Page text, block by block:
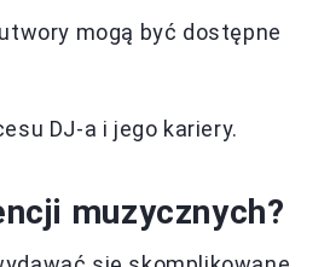
mogą być dostępne
DJ-a i jego kariery.
muzycznych?